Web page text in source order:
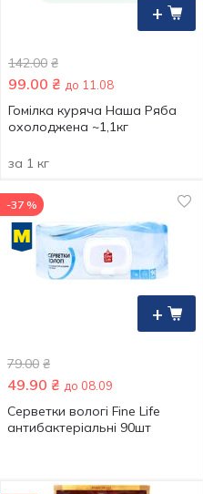
+
142.00 ₴
99.00 ₴ до 11.08
Гомілка куряча Наша Ряба
охолоджена ~1,1кг
за 1 кг
+
-37 %
79.00 ₴
49.90 ₴ до 08.09
Серветки вологі Fine Life
антибактеріальні 90шт